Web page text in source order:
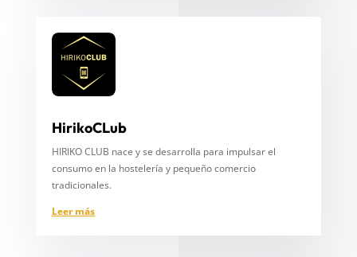
HirikoCLub
HIRIKO CLUB nace y se desarrolla para impulsar el
consumo en la hostelería y pequeño comercio
tradicionales.
Leer más